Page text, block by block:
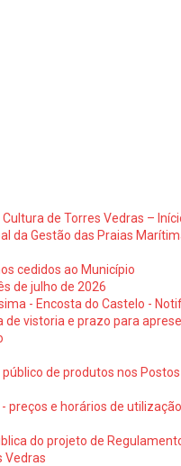
de Torres Vedras –
da Gestão das Praias
cedidos ao Município
de julho de 2026
- Encosta do Castelo -
vistoria e prazo para
de produtos nos
preços e horários de utilização
do projeto de
Vedras